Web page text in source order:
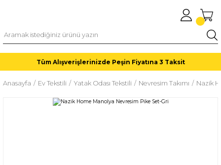
Tüm Alışverişlerinizde Peşin Fiyatına 3 Taksit
Anasayfa Ev Tekstili Yatak Odası Tekstili Nevresim Takımı Nazik